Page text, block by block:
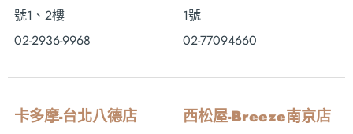
號1、2樓
02-2936-9968
1號
02-77094660
卡多摩-台北八德店 西松屋-Breeze南京店